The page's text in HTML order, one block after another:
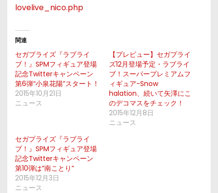
lovelive_nico.php
関連
セガプライズ『ラブライ
ブ！』SPMフィギュア登場
記念Twitterキャンペーン
第6弾“小泉花陽”スタート！
2015年10月21日
ニュース
【プレビュー】セガプライ
ズ12月登場予定・ラブライ
ブ！スーパープレミアムフ
ィギュア-Snow
halation、続いて矢澤にこ
のデコマスをチェック！
2015年12月8日
ニュース
セガプライズ『ラブライ
ブ！』SPMフィギュア登場
記念Twitterキャンペーン
第10弾は“南ことり”
2015年12月3日
ニュース